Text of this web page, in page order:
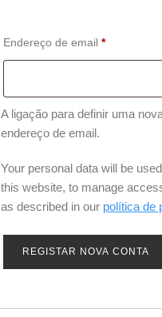
Endereço de email *Obrigatório
A ligação para definir uma
endereço de email.
Your personal data will be
this website, to manage
as described in our política de
REGISTAR NOVA CONTA